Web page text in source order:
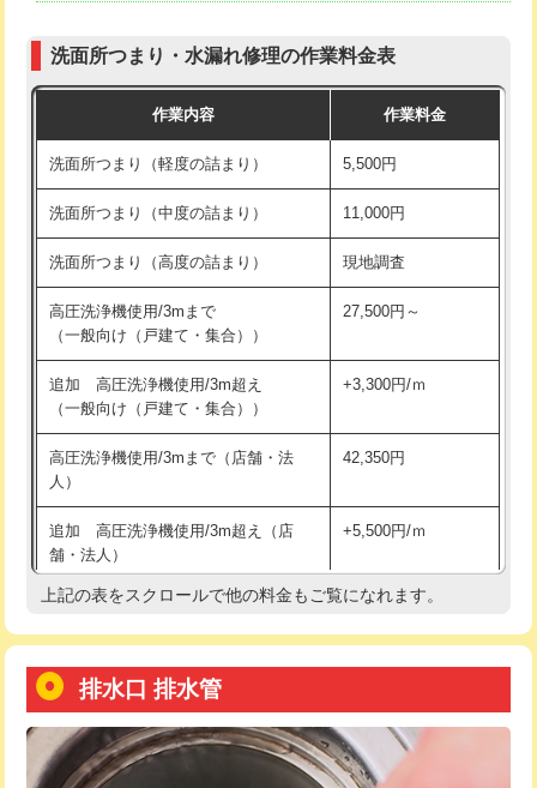
モルタル補修（厚さ10㎝まで） 27,500円
モルタル補修（厚さ10㎝超え） 38,500円
洗面台設置 38,500円
バスタブ設置 現場見積
追加人工 16,500円
廃棄・処分
※給水管工事は20mmまでの価格です。
（P/S/ポップアップ））
交換・取付（その他部品） 11,000円+材料費
持込商品取付（単水栓） 13,200円
持込商品取付（混合水栓） 16,500円
持込商品取付（浄水器・分岐水栓） 16,500円
給水管工事※（ホール加工) 16,500円
給水管工事※（バンド止め)
給水管工事※（支持金具設置) 5,500円
給水管工事※（保温材使用（バンド止
め込み）)
5,500円
給水管工事※（土の掘削・埋め戻し作
業)
11,000円
用/3ｍまで)
用（追加）/3ｍ超え)
給水管工事※（ライニング鋼管・銅
管・ポリ管・HT管使用/3ｍまで)
44,000円
洗面所つまり・水漏れ修理の作業料金表
作業内容 作業料金
洗面所つまり（軽度の詰まり） 5,500円
洗面所つまり（中度の詰まり） 11,000円
洗面所つまり（高度の詰まり） 現地調査
高圧洗浄機使用/3mまで
（一般向け（戸建て・集合））
27,500円～
追加 高圧洗浄機使用/3m超え
（一般向け（戸建て・集合））
+3,300円/ｍ
高圧洗浄機使用/3mまで（店舗・法
人）
42,350円
追加 高圧洗浄機使用/3m超え（店
舗・法人）
+5,500円/ｍ
高度高圧洗浄換 現地調査
トーラー機使用/3mまで
追加トーラー機使用/3m超え +3,300円
上記の表をスクロールで他の料金もご覧になれます。
排水口 排水管